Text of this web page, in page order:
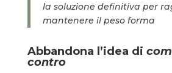
la soluzione definitiva per
mantenere il peso forma
Abbandona l’idea di
contro